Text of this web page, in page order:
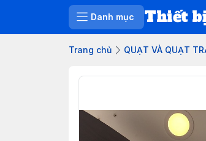
Danh mục Thiết
Trang chủ QUẠT VÀ QUẠT